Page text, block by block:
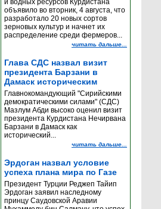
и водных ресурсов Курдистана
объявило во вторник, 4 августа, что
разработало 20 новых сортов
зерновых культур и начнет их
распределение среди фермеров...
читать дальше...
Глава СДС назвал визит
президента Барзани в
Дамаск историческим
Главнокомандующий "Сирийскими
демократическими силами" (СДС)
Мазлум Абди высоко оценил визит
президента Курдистана Нечирвана
Барзани в Дамаск как
исторический...
читать дальше...
Эрдоган назвал условие
успеха плана мира по Газе
Президент Турции Реджеп Тайип
Эрдоган заявил наследному
принцу Саудовской Аравии